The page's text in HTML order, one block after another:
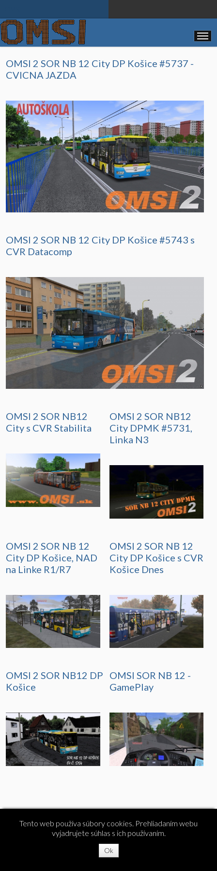
OMSI 2 SOR NB 12 City DP Košice #5737 -
CVICNA JAZDA
OMSI 2 SOR NB 12 City DP Košice #5743 s
CVR Datacomp
OMSI 2 SOR NB12
City s CVR Stabilita
OMSI 2 SOR NB12
City DPMK #5731,
Linka N3
OMSI 2 SOR NB 12
City DP Košice, NAD
na Linke R1/R7
OMSI 2 SOR NB 12
City DP Košice s CVR
Košice Dnes
OMSI 2 SOR NB12 DP
Košice
OMSI SOR NB 12 -
GamePlay
Tento web používa súbory cookies. Prehliadaním webu
vyjadrujete súhlas s ich používaním.
Ok